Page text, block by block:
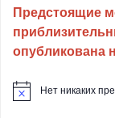
Предстоящие
опубликована
Нет никаких